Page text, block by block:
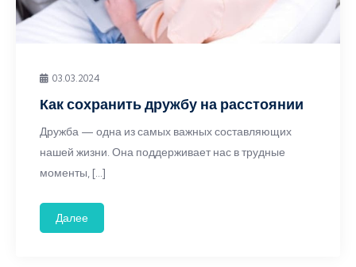
03.03.2024
Как сохранить дружбу на расстоянии
Дружба — одна из самых важных составляющих
нашей жизни. Она поддерживает нас в трудные
моменты, […]
Далее